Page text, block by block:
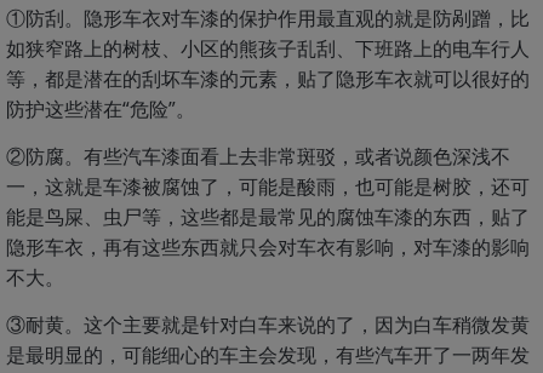
①防刮。隐形车衣对车漆的保护作用最直观的就是防剐蹭，比
如狭窄路上的树枝、小区的熊孩子乱刮、下班路上的电车行人
等，都是潜在的刮坏车漆的元素，贴了隐形车衣就可以很好的
防护这些潜在“危险”。
②防腐。有些汽车漆面看上去非常斑驳，或者说颜色深浅不
一，这就是车漆被腐蚀了，可能是酸雨，也可能是树胶，还可
能是鸟屎、虫尸等，这些都是最常见的腐蚀车漆的东西，贴了
隐形车衣，再有这些东西就只会对车衣有影响，对车漆的影响
不大。
③耐黄。这个主要就是针对白车来说的了，因为白车稍微发黄
是最明显的，可能细心的车主会发现，有些汽车开了一两年发